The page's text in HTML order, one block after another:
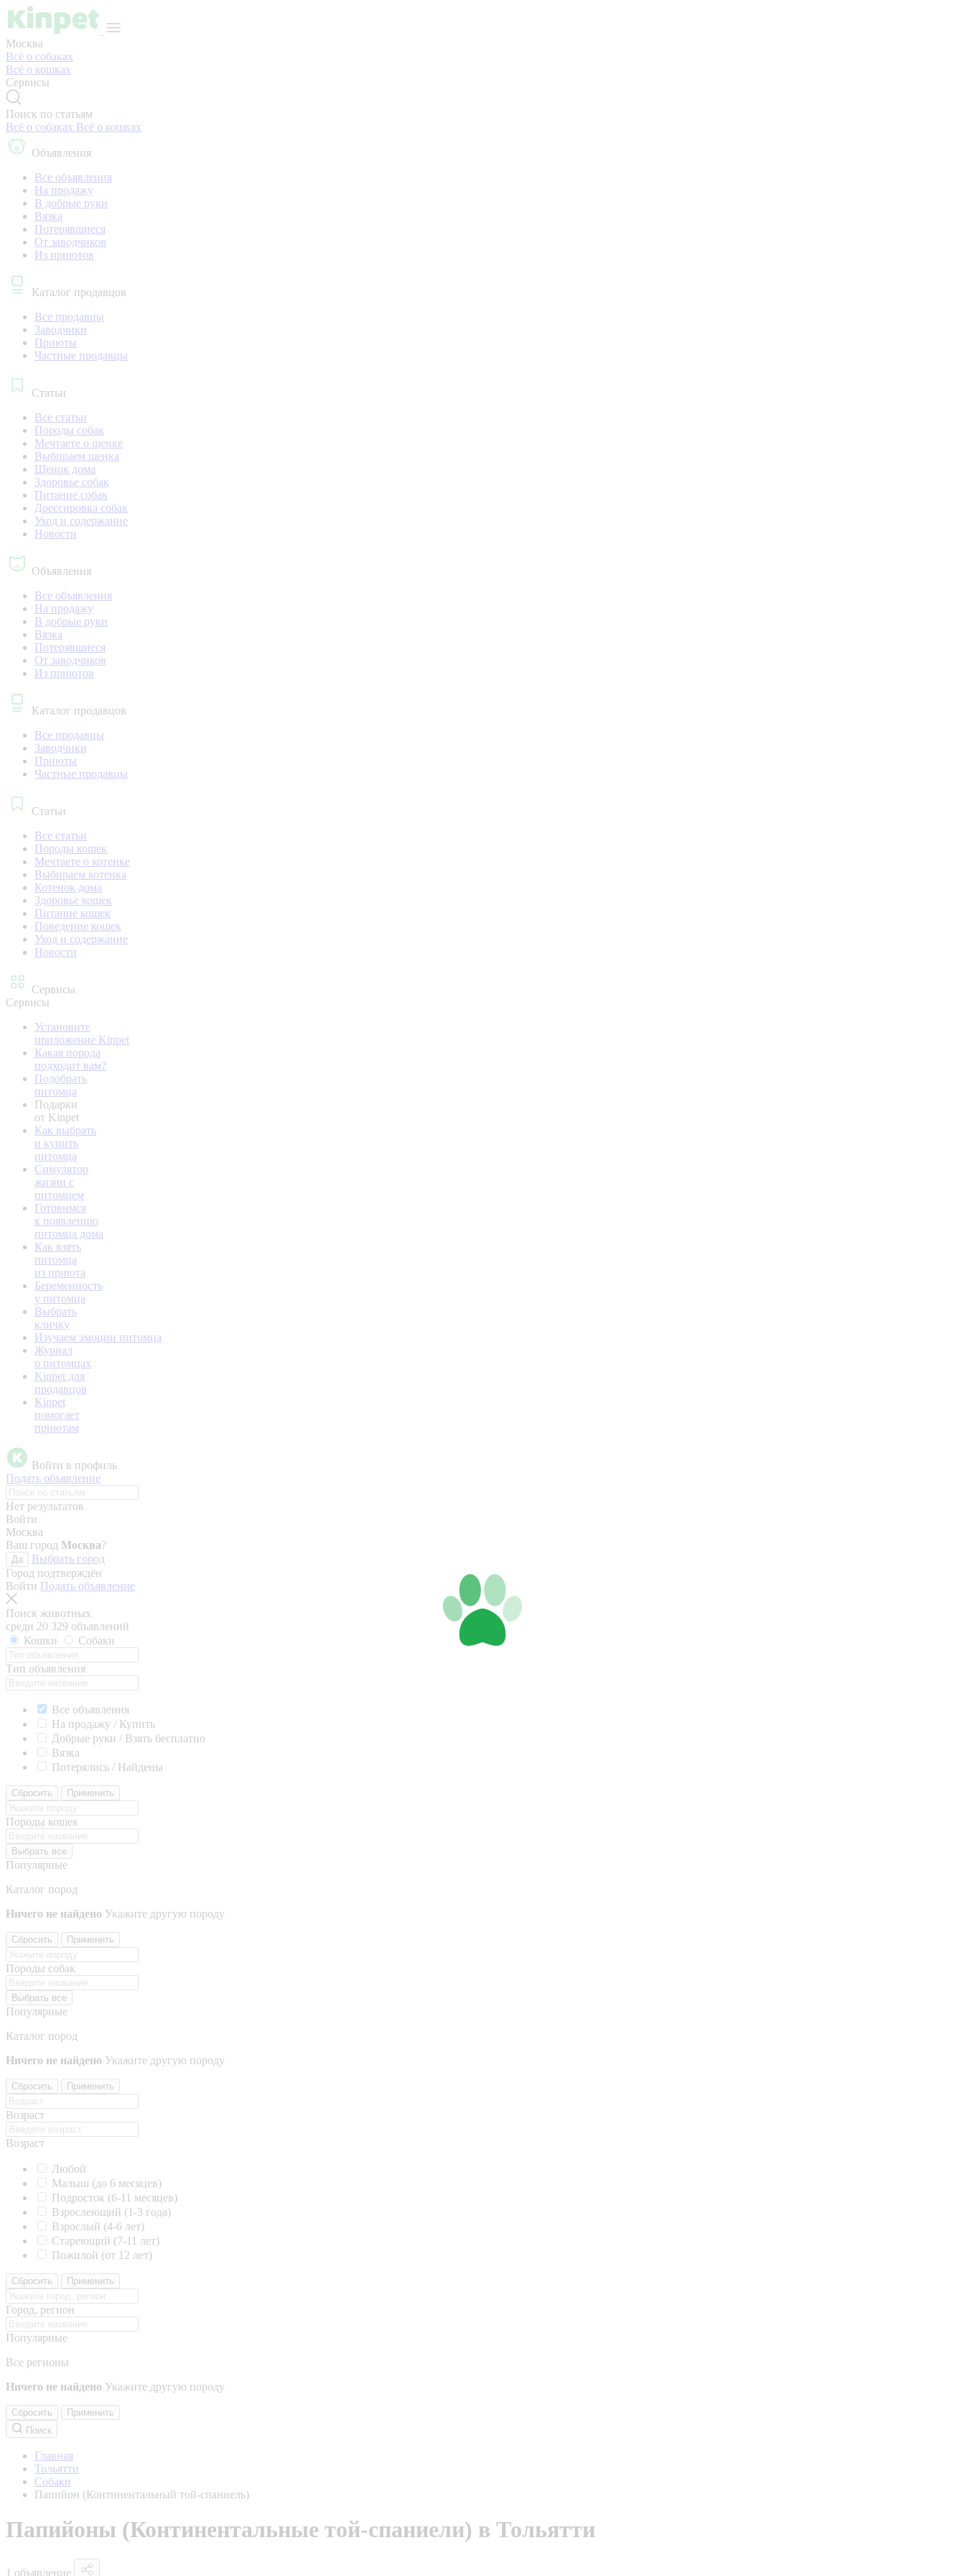
Москва
Всё о собаках
Всё о кошках
Сервисы
Поиск по статьям
Всё о собаках Всё о кошках
Объявления
Все объявления
На продажу
В добрые руки
Вязка
Потерявшиеся
От заводчиков
Из приютов
Каталог продавцов
Все продавцы
Заводчики
Приюты
Частные продавцы
Статьи
Все статьи
Породы собак
Мечтаете о щенке
Выбираем щенка
Щенок дома
Здоровье собак
Питание собак
Дрессировка собак
Уход и содержание
Новости
Объявления
Все объявления
На продажу
В добрые руки
Вязка
Потерявшиеся
От заводчиков
Из приютов
Каталог продавцов
Все продавцы
Заводчики
Приюты
Частные продавцы
Статьи
Все статьи
Породы кошек
Мечтаете о котенке
Выбираем котенка
Котенок дома
Здоровье кошек
Питание кошек
Поведение кошек
Уход и содержание
Новости
Сервисы
Сервисы
Установите
приложение Kinpet
Какая порода
подходит вам?
Подобрать
питомца
Подарки
от Kinpet
Как выбрать
и купить
питомца
Симулятор
жизни с
питомцем
Готовимся
к появлению
питомца дома
Как взять
питомца
из приюта
Беременность
у питомца
Выбрать
кличку
Изучаем эмоции питомца
Журнал
о питомцах
Kinpet для
продавцов
Kinpet
помогает
приютам
Войти в профиль
Подать объявление
Нет результатов
Войти
Москва
Ваш город Москва?
Да
Выбрать город
Город подтверждён
Войти Подать объявление
Поиск животных
среди 20 329 объявлений
Кошки
Собаки
Тип объявления
Все объявления
На продажу / Купить
Добрые руки / Взять бесплатно
Вязка
Потерялись / Найдены
Сбросить Применить
Породы кошек
Выбрать все
Популярные
Каталог пород
Ничего не найдено Укажите другую породу
Сбросить Применить
Породы собак
Выбрать все
Популярные
Каталог пород
Ничего не найдено Укажите другую породу
Сбросить Применить
Возраст
Возраст
Любой
Малыш (до 6 месяцев)
Подросток (6-11 месяцев)
Взрослеющий (1-3 года)
Взрослый (4-6 лет)
Стареющий (7-11 лет)
Пожилой (от 12 лет)
Сбросить Применить
Город, регион
Популярные
Все регионы
Ничего не найдено Укажите другую породу
Сбросить
Применить
Поиск
Главная
Тольятти
Собаки
Папийон (Континентальный той-спаниель)
Папийоны (Континентальные той-спаниели) в Тольятти
1 объявление